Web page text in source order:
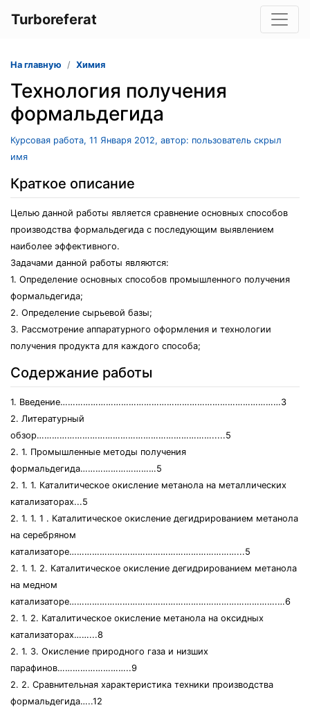
Turboreferat
На главную Химия
Технология получения
формальдегида
Курсовая работа, 11 Января 2012, автор: пользователь скрыл
имя
Краткое описание
Целью данной работы является сравнение основных способов
производства формальдегида с последующим выявлением
наиболее эффективного.
Задачами данной работы являются:
1. Определение основных способов промышленного получения
формальдегида;
2. Определение сырьевой базы;
3. Рассмотрение аппаратурного оформления и технологии
получения продукта для каждого способа;
Содержание работы
1. Введение……………………………………………………………………………3
2. Литературный
обзор…………………………………………………………….....5
2. 1. Промышленные методы получения
формальдегида…………………………5
2. 1. 1. Каталитическое окисление метанола на металлических
катализаторах...5
2. 1. 1. 1 . Каталитическое окисление дегидрированием метанола
на серебряном
катализаторе…………………………………………………………...5
2. 1. 1. 2. Каталитическое окисление дегидрированием метанола
на медном
катализаторе……………………………………………………………………….…6
2. 1. 2. Каталитическое окисление метанола на оксидных
катализаторах……...8
2. 1. 3. Окисление природного газа и низших
парафинов………………………..9
2. 2. Сравнительная характеристика техники производства
формальдегида…..12